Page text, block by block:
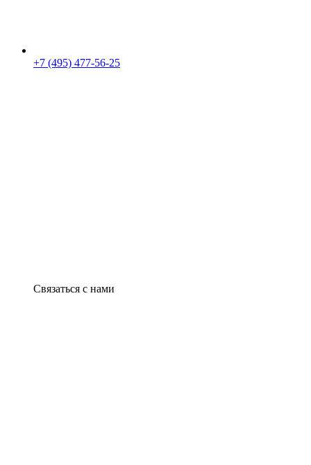
+7 (495) 477-56-25
Связаться с нами